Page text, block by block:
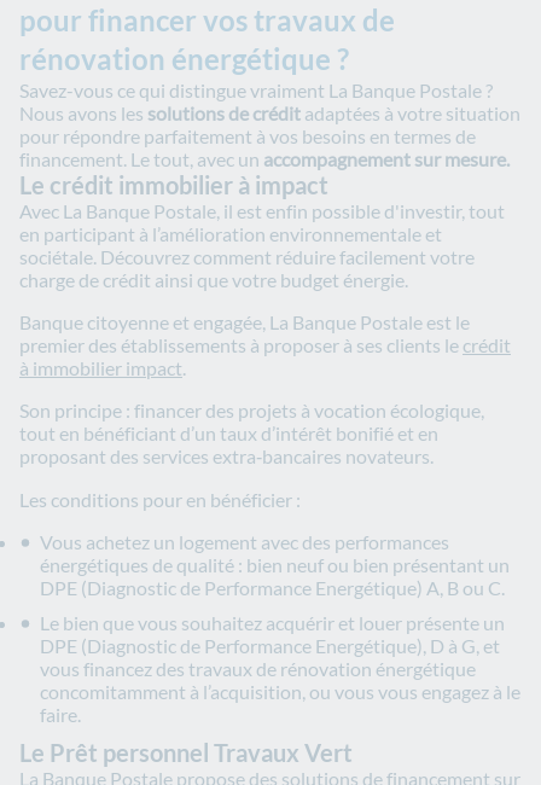
pour financer vos travaux de
rénovation énergétique ?
Savez-vous ce qui distingue vraiment La Banque Postale ?
Nous avons les solutions de crédit adaptées à votre situation
pour répondre parfaitement à vos besoins en termes de
financement. Le tout, avec un accompagnement sur mesure.
Le crédit immobilier à impact
Avec La Banque Postale, il est enfin possible d'investir, tout
en participant à l’amélioration environnementale et
sociétale. Découvrez comment réduire facilement votre
charge de crédit ainsi que votre budget énergie.
Banque citoyenne et engagée, La Banque Postale est le
premier des établissements à proposer à ses clients le crédit
à immobilier impact.
Son principe : financer des projets à vocation écologique,
tout en bénéficiant d’un taux d’intérêt bonifié et en
proposant des services extra‑bancaires novateurs.
Les conditions pour en bénéficier :
Vous achetez un logement avec des performances
énergétiques de qualité : bien neuf ou bien présentant un
DPE (Diagnostic de Performance Energétique) A, B ou C.
Le bien que vous souhaitez acquérir et louer présente un
DPE (Diagnostic de Performance Energétique), D à G, et
vous financez des travaux de rénovation énergétique
concomitamment à l’acquisition, ou vous vous engagez à le
faire.
Le Prêt personnel Travaux Vert
La Banque Postale propose des solutions de financement sur